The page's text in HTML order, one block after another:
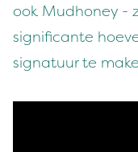
ook Mudhoney -
significante
signatuur te